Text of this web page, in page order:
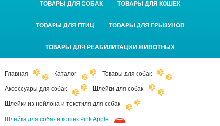
ТОВАРЫ ДЛЯ СОБАК ТОВАРЫ ДЛЯ КОШЕК
ТОВАРЫ ДЛЯ ПТИЦ ТОВАРЫ ДЛЯ ГРЫЗУНОВ
ТОВАРЫ ДЛЯ РЕАБИЛИТАЦИИ ЖИВОТНЫХ
Главная Каталог Товары для собак
Аксессуары для собак Шлейки для собак
Шлейки из нейлона и текстиля для собак
Шлейка для собак и кошек Pink Apple